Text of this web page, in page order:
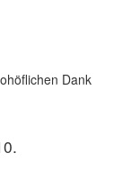
Dank